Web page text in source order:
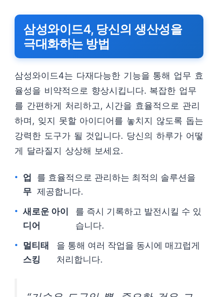
삼성와이드4, 당신의 생산성을
극대화하는 방법
삼성와이드4는 다재다능한 기능을 통해 업무 효
율성을 비약적으로 향상시킵니다. 복잡한 업무
를 간편하게 처리하고, 시간을 효율적으로 관리
하며, 잊지 못할 아이디어를 놓치지 않도록 돕는
강력한 도구가 될 것입니다. 당신의 하루가 어떻
게 달라질지 상상해 보세요.
업
무
를 효율적으로 관리하는 최적의 솔루션을
제공합니다.
새로운 아이
디어
를 즉시 기록하고 발전시킬 수 있
습니다.
멀티태
스킹
을 통해 여러 작업을 동시에 매끄럽게
처리합니다.